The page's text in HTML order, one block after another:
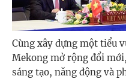
Cùng xây dựng một tiểu
Mekong mở rộng đổi mới,
sáng tạo, năng động và